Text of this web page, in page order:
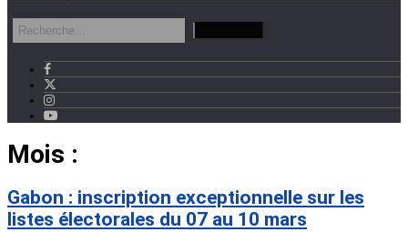
Mois :
Gabon : inscription exceptionnelle sur les
listes électorales du 07 au 10 mars